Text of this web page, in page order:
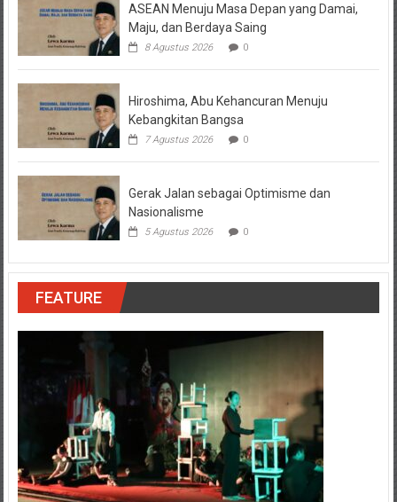
ASEAN Menuju Masa Depan yang Damai,
Maju, dan Berdaya Saing
8 Agustus 2026 0
Hiroshima, Abu Kehancuran Menuju
Kebangkitan Bangsa
7 Agustus 2026 0
Gerak Jalan sebagai Optimisme dan
Nasionalisme
5 Agustus 2026 0
FEATURE